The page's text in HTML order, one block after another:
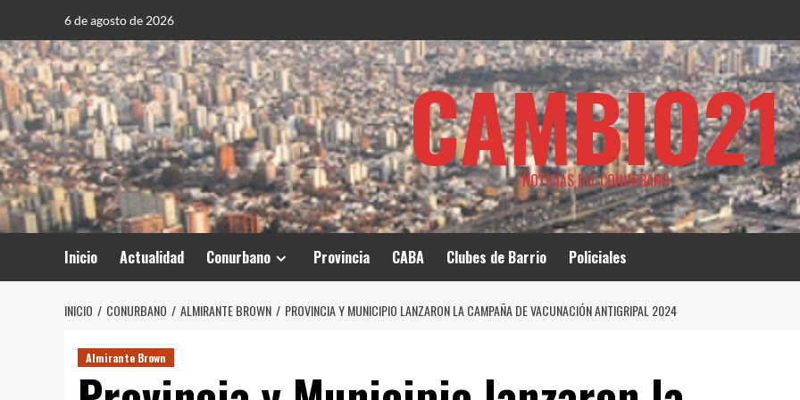
contenido
6 de agosto de 2026
CAMBIO21
NOTICIAS DEL CONURBANO
Inicio Actualidad Conurbano Provincia CABA Clubes de Barrio Policiales
INICIO CONURBANO ALMIRANTE BROWN PROVINCIA Y MUNICIPIO LANZARON LA CAMPAÑA DE VACUNACIÓN ANTIGRIPAL 2024
Almirante Brown